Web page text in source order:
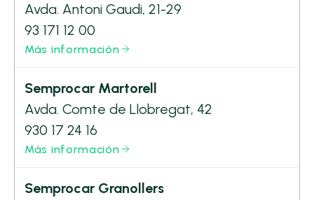
Avda. Antoni Gaudi, 21-29
93 171 12 00
Más información
Semprocar Martorell
Avda. Comte de Llobregat, 42
930 17 24 16
Más información
Semprocar Granollers